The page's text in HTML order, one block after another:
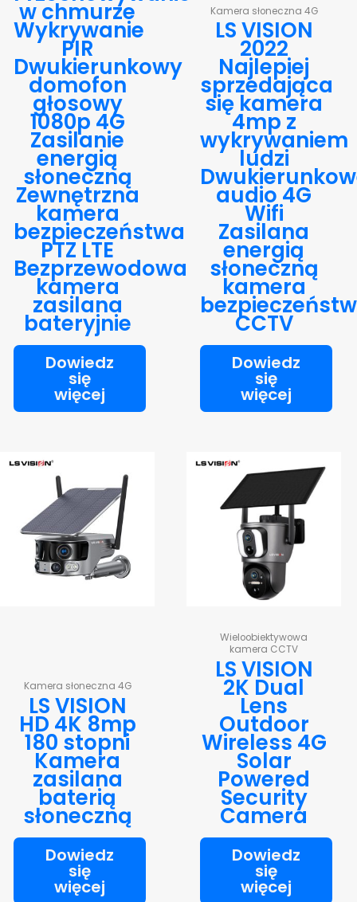
w chmurze
Wykrywanie
PIR
Dwukierunkowy
domofon
głosowy
1080p 4G
Zasilanie
energią
słoneczną
Zewnętrzna
kamera
bezpieczeństwa
PTZ LTE
Bezprzewodowa
kamera
zasilana
bateryjnie
Dowiedz
się
więcej
Kamera słoneczna 4G
LS VISION
2022
Najlepiej
sprzedająca
się kamera
4mp z
wykrywaniem
ludzi
audio 4G
Wifi
Zasilana
energią
słoneczną
kamera
CCTV
Dowiedz
się
więcej
Kamera słoneczna 4G
LS VISION
HD 4K 8mp
180 stopni
Kamera
zasilana
baterią
słoneczną
Dowiedz
się
więcej
Wieloobiektywowa
kamera CCTV
LS VISION
2K Dual
Lens
Outdoor
Wireless 4G
Solar
Powered
Security
Camera
Dowiedz
się
więcej